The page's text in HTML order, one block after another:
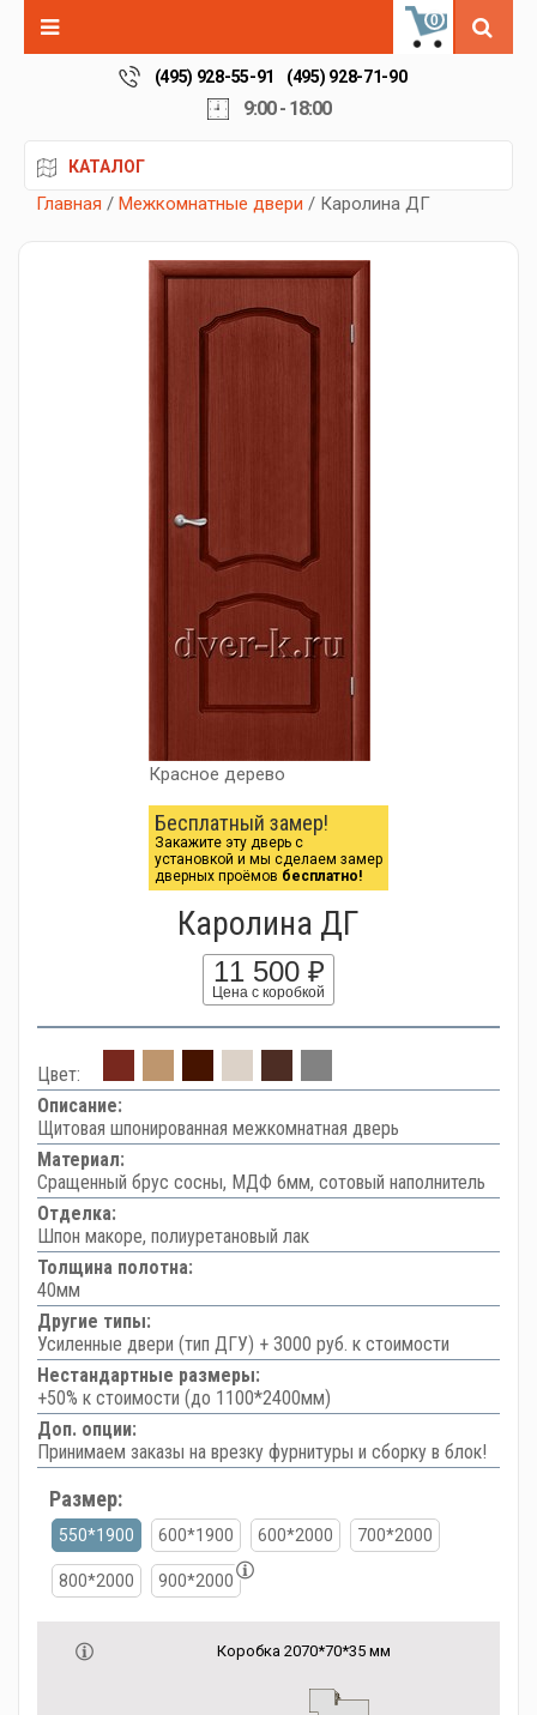
0
(495) 928-55-91 (495) 928-71-90
9:00 - 18:00
КАТАЛОГ
Главная / Межкомнатные двери / Каролина ДГ
Красное дерево
Бесплатный замер!
Закажите эту дверь с
установкой и мы сделаем замер
дверных проёмов бесплатно!
Каролина ДГ
11 500 ₽
Цена с коробкой
Цвет:
Описание:
Щитовая шпонированная межкомнатная дверь
Материал:
Сращенный брус сосны, МДФ 6мм, сотовый наполнитель
Отделка:
Шпон макоре, полиуретановый лак
Толщина полотна:
40мм
Другие типы:
Усиленные двери (тип ДГУ) + 3000 руб. к стоимости
Нестандартные размеры:
+50% к стоимости (до 1100*2400мм)
Доп. опции:
Принимаем заказы на врезку фурнитуры и сборку в блок!
Размер:
550*1900 600*1900 600*2000 700*2000
800*2000 900*2000
Коробка 2070*70*35 мм